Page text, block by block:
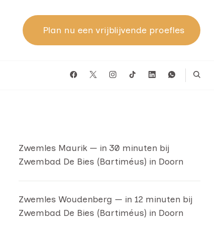
Plan nu een vrijblijvende proefles
Zwemles Maurik — in 30 minuten bij
Zwembad De Bies (Bartiméus) in Doorn
Zwemles Woudenberg — in 12 minuten bij
Zwembad De Bies (Bartiméus) in Doorn